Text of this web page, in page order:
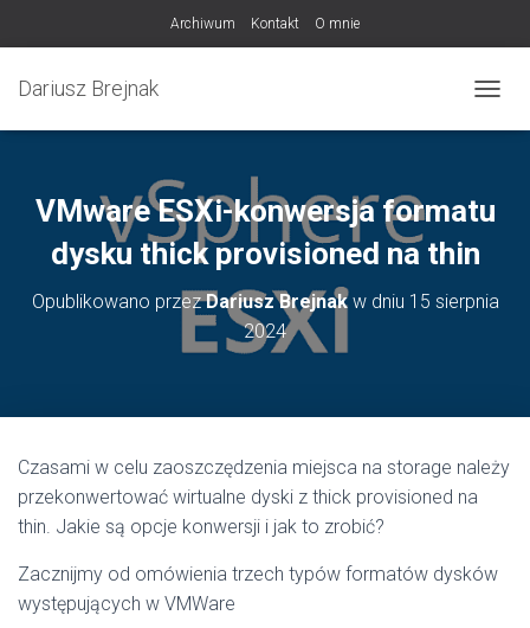
Archiwum Kontakt O mnie
Dariusz Brejnak
VMware ESXi-konwersja formatu
dysku thick provisioned na thin
Opublikowano przezDariusz Brejnakw dniu 15 sierpnia
2024
Czasami w celu zaoszczędzenia miejsca na storage należy
przekonwertować wirtualne dyski z thick provisioned na
thin. Jakie są opcje konwersji i jak to zrobić?
Zacznijmy od omówienia trzech typów formatów dysków
występujących w VMWare